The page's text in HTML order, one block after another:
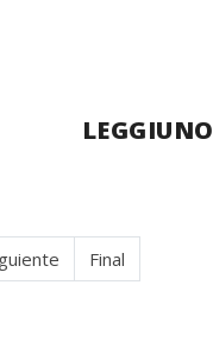
LEGGIUNO
Final